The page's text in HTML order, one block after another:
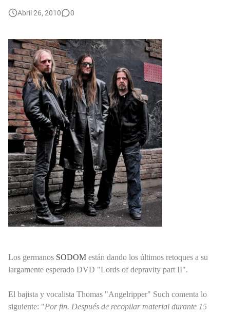
Abril 26, 2010 0
Los germanos SODOM están dando los últimos retoques a su
largamente esperado DVD "Lords of depravity part II".
El bajista y vocalista Thomas "Angelripper" Such comenta lo
siguiente: "Por fin. Después de recopilar material durante 15